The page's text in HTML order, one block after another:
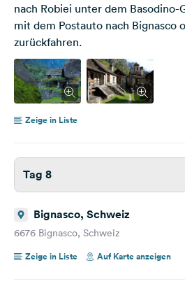
nach Robiei unter dem Basodino-
mit dem Postauto nach Bignasco
zurückfahren.
Zeige in Liste
Tag 8
Bignasco, Schweiz
6676 Bignasco, Schweiz
Zeige in Liste
Auf Karte anzeigen